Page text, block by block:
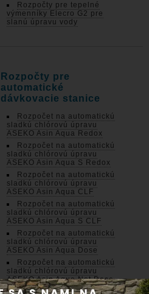
Rozpočty pre tepelné
výmenníky Elecro G2 pre
slanú úpravu vody
Rozpočty pre
automatické
dávkovacie stanice
Rozpočet na automatickú
sladkú chlórovú úpravu
ASEKO Asin Aqua Redox
Rozpočet na automatickú
sladkú chlórovú úpravu
ASEKO Asin Aqua S Redox
Rozpočet na automatickú
sladkú chlórovú úpravu
ASEKO Asin Aqua CLF
Rozpočet na automatickú
sladkú chlórovú úpravu
ASEKO Asin Aqua S CLF
Rozpočet na automatickú
sladkú chlórovú úpravu
ASEKO Asin Aqua Dose
Rozpočet na automatickú
sladkú chlórovú úpravu
ASEKO Asin Aqua Net Dose
Rozpočet na automatickú